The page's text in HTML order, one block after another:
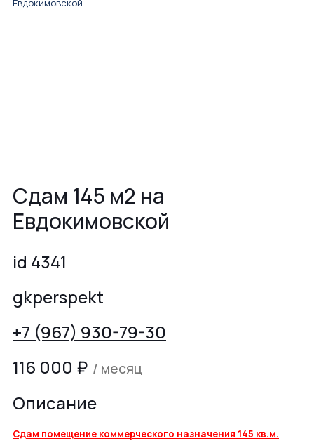
Евдокимовской
Сдам 145 м2 на
Евдокимовской
id 4341
gkperspekt
+7 (967) 930-79-30
116 000 ₽ / месяц
Описание
Сдам помещение коммерческого назначения 145 кв.м.